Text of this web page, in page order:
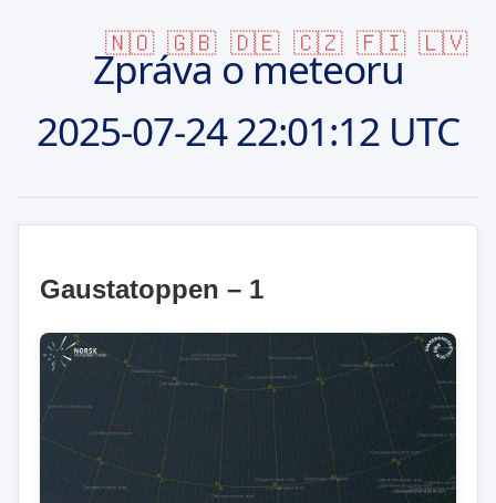
🇳🇴 🇬🇧 🇩🇪 🇨🇿 🇫🇮 🇱🇻
Zpráva o meteoru
2025-07-2422:01:12 UTC
Gaustatoppen – 1